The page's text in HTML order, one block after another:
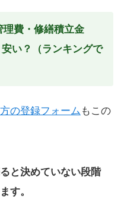
理費・修繕積立金
い？（ランキングで
の登録フォーム もこの
と決めていない段階
す。